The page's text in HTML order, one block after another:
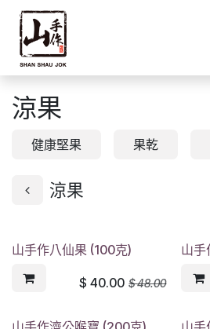
跳至內容
涼果
健康堅果 果乾
涼果
山手作八仙果 (100克)
$40.00 $48.00
山手